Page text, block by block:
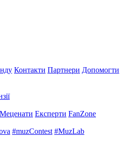
Контакти Партнери Допомогти
Меценати Експерти FanZone
#muzContest #MuzLab